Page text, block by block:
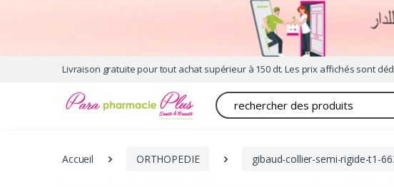
Livraison gratuite pour tout achat supérieur à 150 dt. Les prix affichés sont
Recherche
Accueil ORTHOPEDIE gibaud-collier-semi-rigide-t1-